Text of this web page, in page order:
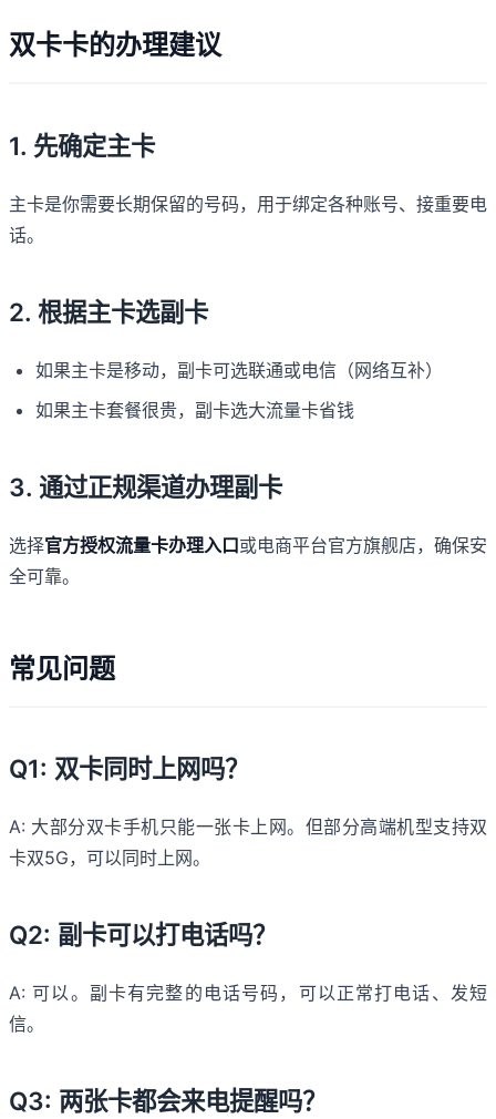
双卡卡的办理建议
1. 先确定主卡
主卡是你需要长期保留的号码，用于绑定各种账号、接重要电
话。
2. 根据主卡选副卡
如果主卡是移动，副卡可选联通或电信（网络互补）
如果主卡套餐很贵，副卡选大流量卡省钱
3. 通过正规渠道办理副卡
选择官方授权流量卡办理入口或电商平台官方旗舰店，确保安
全可靠。
常见问题
Q1: 双卡同时上网吗？
A: 大部分双卡手机只能一张卡上网。但部分高端机型支持双
卡双5G，可以同时上网。
Q2: 副卡可以打电话吗？
A: 可以。副卡有完整的电话号码，可以正常打电话、发短
信。
Q3: 两张卡都会来电提醒吗？